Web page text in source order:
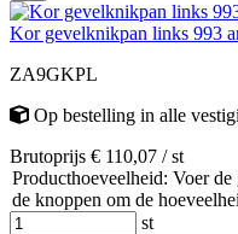
Kor gevelknikpan links 993
ZA9GKPL
Op bestelling in alle
Brutoprijs € 110,07 / st
Producthoeveelheid: Voer
de knoppen om de
st